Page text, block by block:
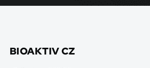
BIOAKTIV CZ